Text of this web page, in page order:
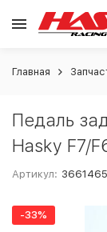
Главная
Педаль
Hasky F7/
Артикул:
-33%